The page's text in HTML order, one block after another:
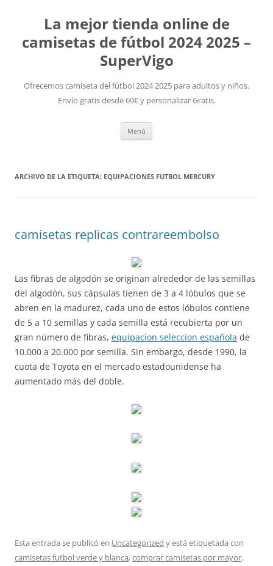
La mejor tienda online de
camisetas de fútbol 2024 2025 –
SuperVigo
Ofrecemos camiseta del fútbol 2024 2025 para adultos y niños.
Envío gratis desde 69€ y personalizar Gratis.
Menú
ARCHIVO DE LA ETIQUETA: EQUIPACIONES FUTBOL MERCURY
camisetas replicas contrareembolso
Las fibras de algodón se originan alrededor de las semillas
del algodón, sus cápsulas tienen de 3 a 4 lóbulos que se
abren en la madurez, cada uno de estos lóbulos contiene
de 5 a 10 semillas y cada semilla está recubierta por un
gran número de fibras, equipacion seleccion española de
10.000 a 20.000 por semilla. Sin embargo, desde 1990, la
cuota de Toyota en el mercado estadounidense ha
aumentado más del doble.
Esta entrada se publicó en Uncategorized y está etiquetada con
camisetas futbol verde y blanca,comprar camisetas por mayor,